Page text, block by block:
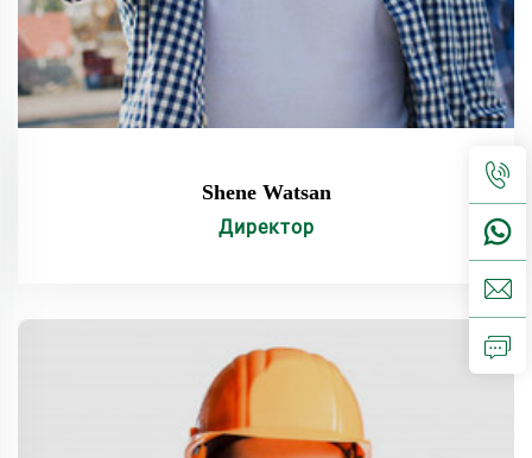
Shene Watsan
Директор